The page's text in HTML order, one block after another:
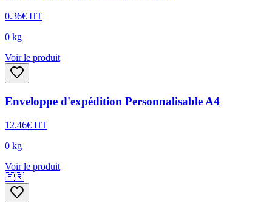
0.36€ HT
0 kg
Voir le produit
Enveloppe d'expédition Personnalisable A4
12.46€ HT
0 kg
Voir le produit
🇫🇷